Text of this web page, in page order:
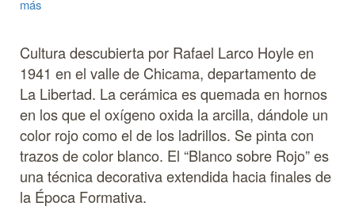
más
Cultura descubierta por Rafael Larco Hoyle en
1941 en el valle de Chicama, departamento de
La Libertad. La cerámica es quemada en hornos
en los que el oxígeno oxida la arcilla, dándole un
color rojo como el de los ladrillos. Se pinta con
trazos de color blanco. El “Blanco sobre Rojo” es
una técnica decorativa extendida hacia finales de
la Época Formativa.